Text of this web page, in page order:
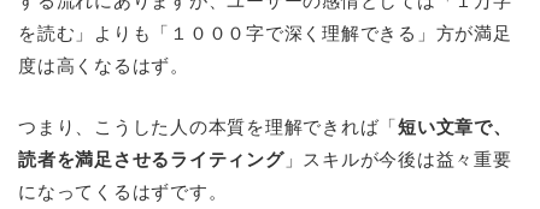
を読む」よりも「１０００字で深く理解できる」方が満足
度は高くなるはず。
つまり、こうした人の本質を理解できれば「短い文章で、
読者を満足させるライティング」スキルが今後は益々重要
になってくるはずです。